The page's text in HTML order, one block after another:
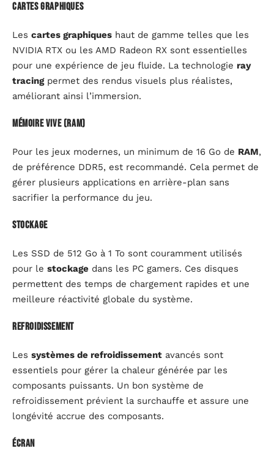
Cartes graphiques
Les cartes graphiques haut de gamme telles que les
NVIDIA RTX ou les AMD Radeon RX sont essentielles
pour une expérience de jeu fluide. La technologie ray
tracingpermet des rendus visuels plus réalistes,
améliorant ainsi l’immersion.
Mémoire vive (RAM)
Pour les jeux modernes, un minimum de 16 Go de RAM,
de préférence DDR5, est recommandé. Cela permet de
gérer plusieurs applications en arrière-plan sans
sacrifier la performance du jeu.
Stockage
Les SSD de 512 Go à 1 To sont couramment utilisés
pour le stockage dans les PC gamers. Ces disques
permettent des temps de chargement rapides et une
meilleure réactivité globale du système.
Refroidissement
Les systèmes de refroidissement avancés sont
essentiels pour gérer la chaleur générée par les
composants puissants. Un bon système de
refroidissement prévient la surchauffe et assure une
longévité accrue des composants.
Écran